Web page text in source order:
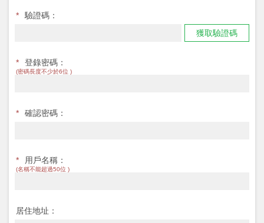
*
驗證碼：
獲取驗證碼
* 登錄密碼：
(密碼長度不少於6位 )
* 確認密碼：
* 用戶名稱：
(名稱不能超過50位 )
居住地址：